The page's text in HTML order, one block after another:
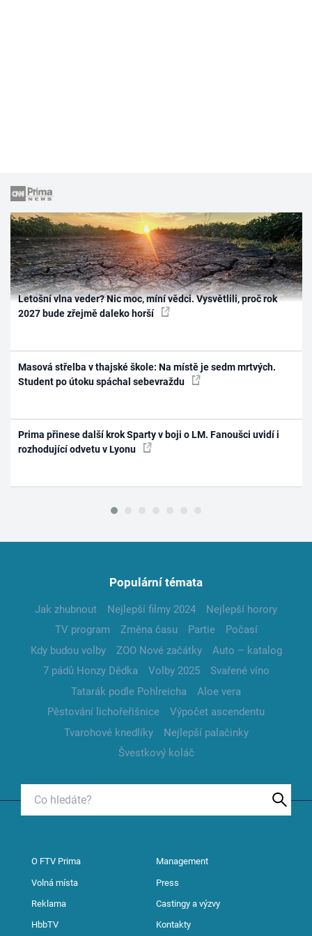
Letošní vlna veder? Nic moc, míní vědci. Vysvětlili, proč rok
2027 bude zřejmě daleko horší
Masová střelba v thajské škole: Na místě je sedm mrtvých.
Student po útoku spáchal sebevraždu
Prima přinese další krok Sparty v boji o LM. Fanoušci uvidí i
rozhodující odvetu v Lyonu
Populární témata
Jak zhubnout Nejlepší filmy 2024
Nejlepší horory
TV program
Změna času Partie
Počasí
Kdy budou volby
ZOO Nové začátky
Auto – katalog
7 pádů Honzy Dědka
Volby 2025
Svařené víno
Tatarák podle Pohlreicha
Aloe vera
Pěstování lichořeřišnice
Výpočet ascendentu
Tvarohové knedlíky
Nejlepší palačinky
Švestkový koláč
O FTV Prima Management
Volná místa Press
Reklama Castingy a výzvy
HbbTV Kontakty